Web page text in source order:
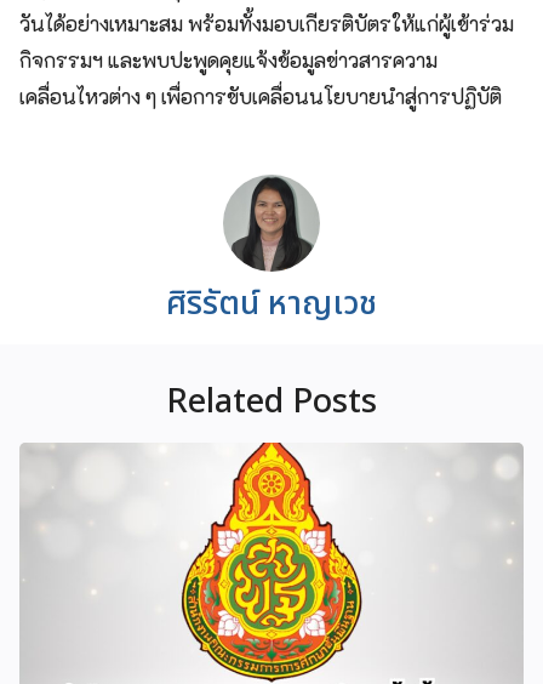
วันได้อย่างเหมาะสม พร้อมทั้งมอบเกียรติบัตรให้แก่ผู้เข้าร่วม
กิจกรรมฯ และพบปะพูดคุยแจ้งข้อมูลข่าวสารความ
เคลื่อนไหวต่าง ๆ เพื่อการขับเคลื่อนนโยบายนำสู่การปฏิบัติ
ศิริรัตน์ หาญเวช
Related Posts